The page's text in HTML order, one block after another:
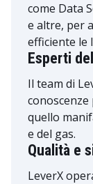
Esperti
Il team di
quello
e del gas.
Qualità e
LeverX
come Data
e altre, per
efficiente le